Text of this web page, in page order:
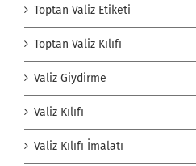
Toptan Valiz Etiketi
Toptan Valiz Kılıfı
Valiz Giydirme
Valiz Kılıfı
Valiz Kılıfı İmalatı